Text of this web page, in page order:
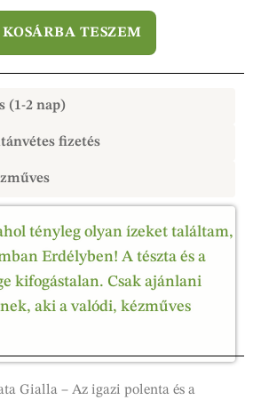
KOSÁRBA TESZEM
(1-2 nap)
fizetés
tényleg olyan ízeket találtam,
Erdélyben! A tészta és a
kifogástalan. Csak ajánlani
aki a valódi, kézműves
Gialla – Az igazi polenta és a